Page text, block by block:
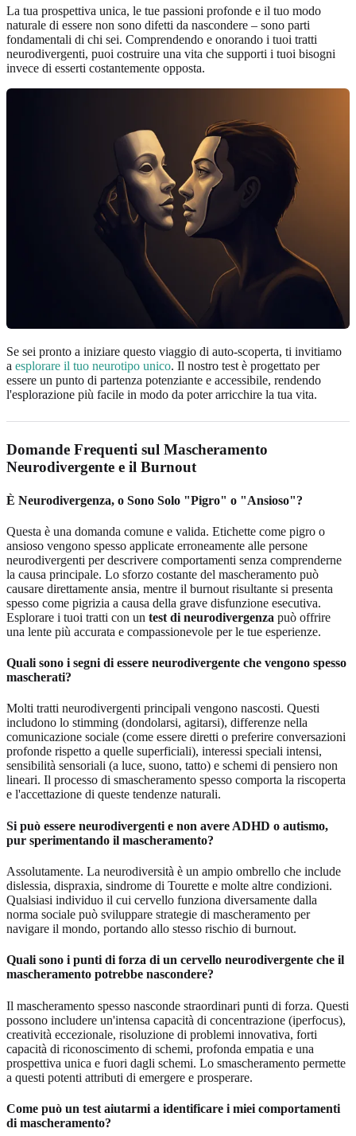
La tua prospettiva unica, le tue passioni profonde e il tuo modo
naturale di essere non sono difetti da nascondere – sono parti
fondamentali di chi sei. Comprendendo e onorando i tuoi tratti
neurodivergenti, puoi costruire una vita che supporti i tuoi bisogni
invece di esserti costantemente opposta.
Se sei pronto a iniziare questo viaggio di auto-scoperta, ti invitiamo
a esplorare il tuo neurotipo unico. Il nostro test è progettato per
essere un punto di partenza potenziante e accessibile, rendendo
l'esplorazione più facile in modo da poter arricchire la tua vita.
Domande Frequenti sul Mascheramento
Neurodivergente e il Burnout
È Neurodivergenza, o Sono Solo "Pigro" o "Ansioso"?
Questa è una domanda comune e valida. Etichette come pigro o
ansioso vengono spesso applicate erroneamente alle persone
neurodivergenti per descrivere comportamenti senza comprenderne
la causa principale. Lo sforzo costante del mascheramento può
causare direttamente ansia, mentre il burnout risultante si presenta
spesso come pigrizia a causa della grave disfunzione esecutiva.
Esplorare i tuoi tratti con un test di neurodivergenza può offrire
una lente più accurata e compassionevole per le tue esperienze.
Quali sono i segni di essere neurodivergente che vengono spesso
mascherati?
Molti tratti neurodivergenti principali vengono nascosti. Questi
includono lo stimming (dondolarsi, agitarsi), differenze nella
comunicazione sociale (come essere diretti o preferire conversazioni
profonde rispetto a quelle superficiali), interessi speciali intensi,
sensibilità sensoriali (a luce, suono, tatto) e schemi di pensiero non
lineari. Il processo di smascheramento spesso comporta la riscoperta
e l'accettazione di queste tendenze naturali.
Si può essere neurodivergenti e non avere ADHD o autismo,
pur sperimentando il mascheramento?
Assolutamente. La neurodiversità è un ampio ombrello che include
dislessia, dispraxia, sindrome di Tourette e molte altre condizioni.
Qualsiasi individuo il cui cervello funziona diversamente dalla
norma sociale può sviluppare strategie di mascheramento per
navigare il mondo, portando allo stesso rischio di burnout.
Quali sono i punti di forza di un cervello neurodivergente che il
mascheramento potrebbe nascondere?
Il mascheramento spesso nasconde straordinari punti di forza. Questi
possono includere un'intensa capacità di concentrazione (iperfocus),
creatività eccezionale, risoluzione di problemi innovativa, forti
capacità di riconoscimento di schemi, profonda empatia e una
prospettiva unica e fuori dagli schemi. Lo smascheramento permette
a questi potenti attributi di emergere e prosperare.
Come può un test aiutarmi a identificare i miei comportamenti
di mascheramento?